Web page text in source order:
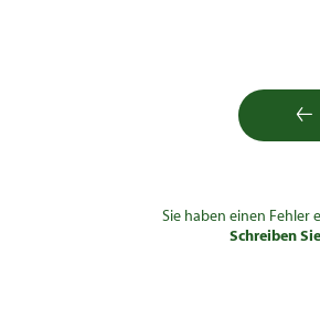
Sie haben einen
Schreiben